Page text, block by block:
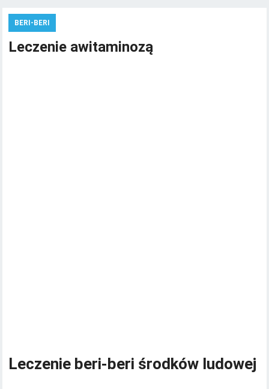
BERI-BERI
Leczenie awitaminozą
Leczenie beri-beri środków ludowej